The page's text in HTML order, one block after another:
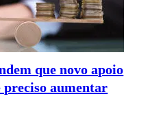
que novo apoio
preciso aumentar